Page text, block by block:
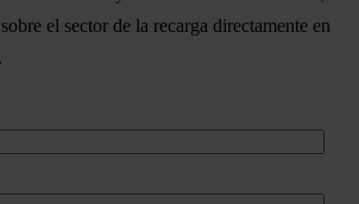
el sector de la recarga directamente en